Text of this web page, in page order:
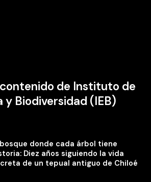
de Instituto de
y Biodiversidad (IEB)
donde cada árbol tiene
Diez años siguiendo la vida
de un tepual antiguo de Chiloé